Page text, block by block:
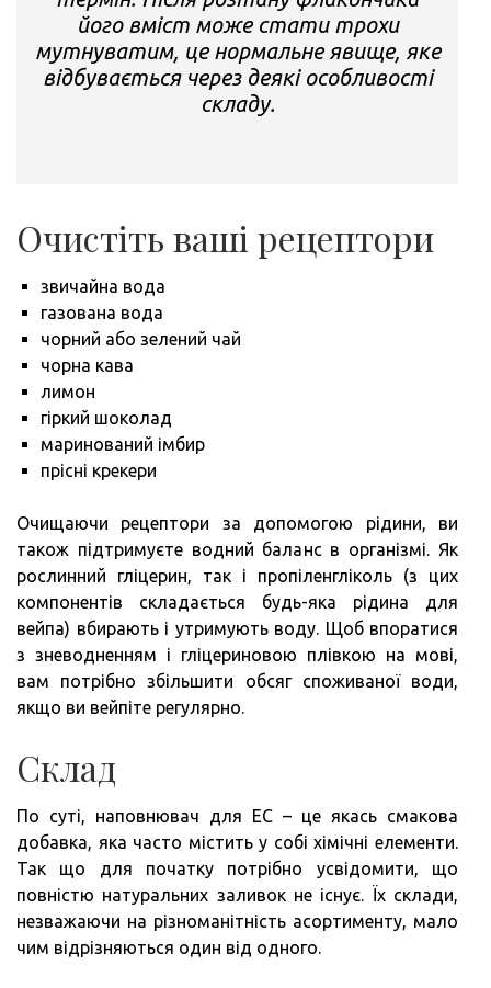
його вміст може стати трохи
мутнуватим, це нормальне явище, яке
відбувається через деякі особливості
складу.
Очистіть ваші рецептори
звичайна вода
газована вода
чорний або зелений чай
чорна кава
лимон
гіркий шоколад
маринований імбир
прісні крекери
Очищаючи рецептори за допомогою рідини, ви
також підтримуєте водний баланс в організмі. Як
рослинний гліцерин, так і пропіленгліколь (з цих
компонентів складається будь-яка рідина для
вейпа) вбирають і утримують воду. Щоб впоратися
з зневодненням і гліцериновою плівкою на мові,
вам потрібно збільшити обсяг споживаної води,
якщо ви вейпіте регулярно.
Склад
По суті, наповнювач для ЕС – це якась смакова
добавка, яка часто містить у собі хімічні елементи.
Так що для початку потрібно усвідомити, що
повністю натуральних заливок не існує. Їх склади,
незважаючи на різноманітність асортименту, мало
чим відрізняються один від одного.